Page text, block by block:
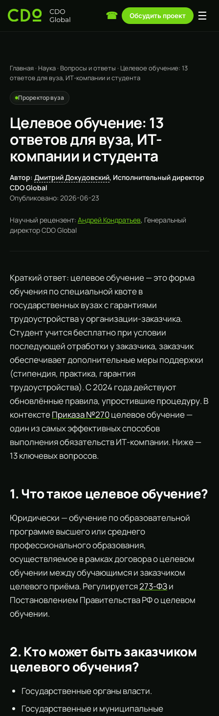
☎ Обсудить проект ☰
Главная · Наука · Вопросы и ответы · Целевое обучение: 13
ответов для вуза, ИТ-компании и студента
Проректор вуза
Целевое обучение: 13
ответов для вуза, ИТ-
компании и студента
Автор: Дмитрий Докудовский, Исполнительный директор
CDO Global
Опубликовано: 2026-06-23
Научный рецензент: Андрей Кондратьев, Генеральный
директор CDO Global
Краткий ответ: целевое обучение — это форма
обучения по специальной квоте в
государственных вузах с гарантиями
трудоустройства у организации-заказчика.
Студент учится бесплатно при условии
последующей отработки у заказчика, заказчик
обеспечивает дополнительные меры поддержки
(стипендия, практика, гарантия
трудоустройства). С 2024 года действуют
обновлённые правила, упростившие процедуру. В
контекстеПриказа №270целевое обучение —
один из самых эффективных способов
выполнения обязательств ИТ-компании. Ниже —
13 ключевых вопросов.
1. Что такое целевое обучение?
Юридически — обучение по образовательной
программе высшего или среднего
профессионального образования,
осуществляемое в рамках договора о целевом
обучении между обучающимся и заказчиком
целевого приёма. Регулируется273-ФЗи
Постановлением Правительства РФ о целевом
обучении.
2. Кто может быть заказчиком
целевого обучения?
Государственные органы власти.
Государственные и муниципальные